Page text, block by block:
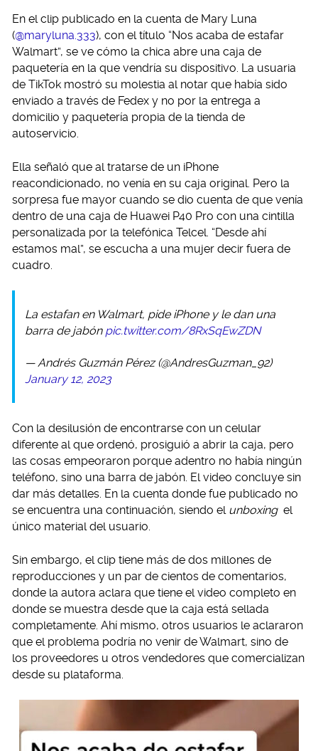
En el clip publicado en la cuenta de Mary Luna
(@maryluna.333), con el título “Nos acaba de estafar
Walmart”, se ve cómo la chica abre una caja de
paquetería en la que vendría su dispositivo. La usuaria
de TikTok mostró su molestia al notar que había sido
enviado a través de Fedex y no por la entrega a
domicilio y paquetería propia de la tienda de
autoservicio.
Ella señaló que al tratarse de un iPhone
reacondicionado, no venía en su caja original. Pero la
sorpresa fue mayor cuando se dio cuenta de que venía
dentro de una caja de Huawei P40 Pro con una cintilla
personalizada por la telefónica Telcel. “Desde ahí
estamos mal”, se escucha a una mujer decir fuera de
cuadro.
La estafan en Walmart, pide iPhone y le dan una
barra de jabón pic.twitter.com/8RxSqEwZDN
— Andrés Guzmán Pérez (@AndresGuzman_92)
January 12, 2023
Con la desilusión de encontrarse con un celular
diferente al que ordenó, prosiguió a abrir la caja, pero
las cosas empeoraron porque adentro no había ningún
teléfono, sino una barra de jabón. El video concluye sin
dar más detalles. En la cuenta donde fue publicado no
se encuentra una continuación, siendo el unboxing el
único material del usuario.
Sin embargo, el clip tiene más de dos millones de
reproducciones y un par de cientos de comentarios,
donde la autora aclara que tiene el video completo en
donde se muestra desde que la caja está sellada
completamente. Ahí mismo, otros usuarios le aclararon
que el problema podría no venir de Walmart, sino de
los proveedores u otros vendedores que comercializan
desde su plataforma.